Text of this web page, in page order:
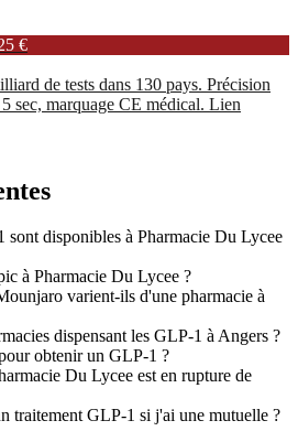
€
de tests dans 130 pays. Précision
sec, marquage CE médical. Lien
sont disponibles à Pharmacie Du Lycee
à Pharmacie Du Lycee ?
varient-ils d'une pharmacie à
dispensant les GLP-1 à Angers ?
obtenir un GLP-1 ?
Du Lycee est en rupture de
traitement GLP-1 si j'ai une mutuelle ?